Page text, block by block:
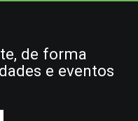
de forma
e eventos